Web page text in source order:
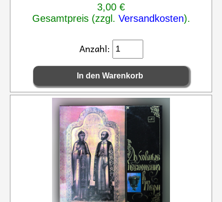
3,00 €
Gesamtpreis (zzgl. Versandkosten).
Anzahl: